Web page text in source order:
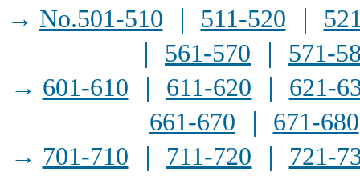
→ No.501-510 511-520
561-570
571-
→ 601-610 611-620
621-
661-670
671-680
→ 701-710 711-720
721-